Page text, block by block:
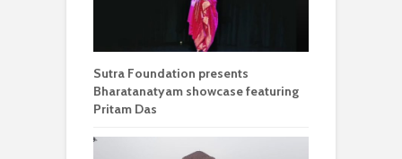
Sutra Foundation presents
Bharatanatyam showcase featuring
Pritam Das